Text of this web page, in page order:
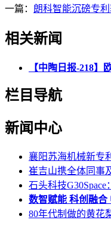
一篇：
朗科智能沉磅专
相关新闻
【中陶日报-218】
栏目导航
新闻中心
襄阳苏海机械新专
崔吉山携全体同事
石头科技
数智赋能 科创融合
80年代制做的黄花